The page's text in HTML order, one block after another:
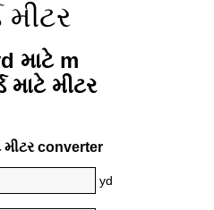
મીટર
માટે m
માટે મીટર
મીટર converter
yd